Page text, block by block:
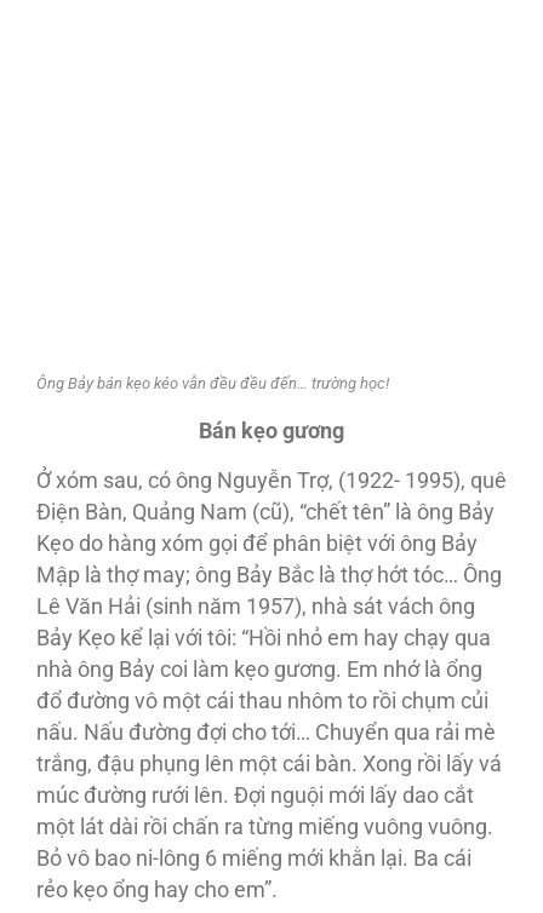
Ông Bảy bán kẹo kéo vẫn đều đều đến… trường học!
Bán kẹo gương
Ở xóm sau, có ông Nguyễn Trợ, (1922- 1995), quê
Điện Bàn, Quảng Nam (cũ), “chết tên” là ông Bảy
Kẹo do hàng xóm gọi để phân biệt với ông Bảy
Mập là thợ may; ông Bảy Bắc là thợ hớt tóc… Ông
Lê Văn Hải (sinh năm 1957), nhà sát vách ông
Bảy Kẹo kể lại với tôi: “Hồi nhỏ em hay chạy qua
nhà ông Bảy coi làm kẹo gương. Em nhớ là ổng
đổ đường vô một cái thau nhôm to rồi chụm củi
nấu. Nấu đường đợi cho tới… Chuyển qua rải mè
trắng, đậu phụng lên một cái bàn. Xong rồi lấy vá
múc đường rưới lên. Đợi nguội mới lấy dao cắt
một lát dài rồi chấn ra từng miếng vuông vuông.
Bỏ vô bao ni-lông 6 miếng mới khằn lại. Ba cái
rẻo kẹo ổng hay cho em”.